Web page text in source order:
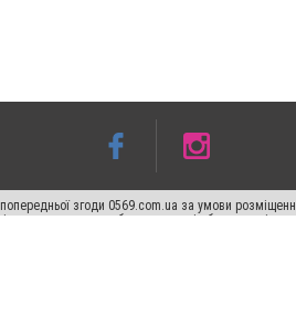
згоди 0569.com.ua за умови
не нижче другого абзацу в тексті або в якості